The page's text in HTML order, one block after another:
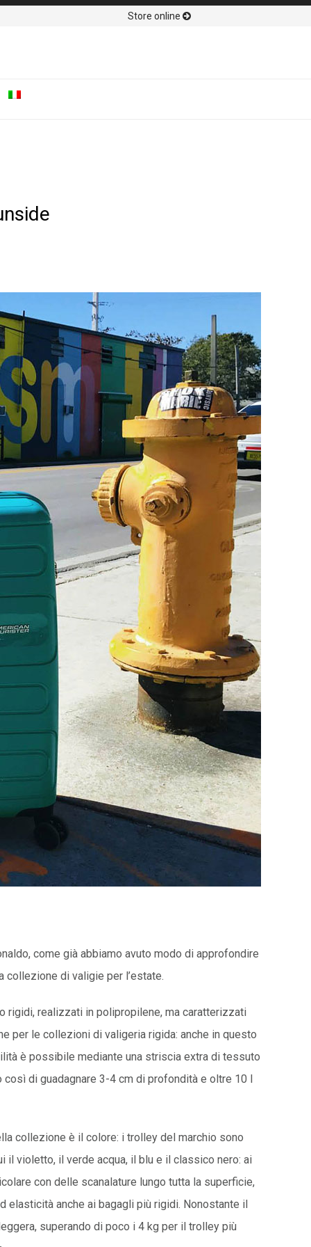
Store online
come già abbiamo avuto modo di approfondire
collezione di valigie per l’estate.
rigidi, realizzati in polipropilene, ma caratterizzati
per le collezioni di valigeria rigida: anche in questo
è possibile mediante una striscia extra di tessuto
di guadagnare 3-4 cm di profondità e oltre 10 l
collezione è il colore: i trolley del marchio sono
violetto, il verde acqua, il blu e il classico nero: ai
con delle scanalature lungo tutta la superficie,
elasticità anche ai bagagli più rigidi. Nonostante il
superando di poco i 4 kg per il trolley più